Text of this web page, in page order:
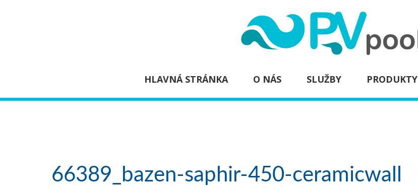
HLAVNÁ STRÁNKA O NÁS SLUŽBY PRODUKTY
66389_bazen-saphir-450-ceramicwall